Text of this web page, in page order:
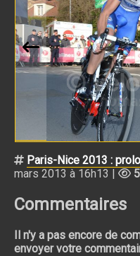
Paris-Nice 2013 :
mars 2013 à 16h13 |
Commentaires
Il n'y a pas encore de
envoyer votre